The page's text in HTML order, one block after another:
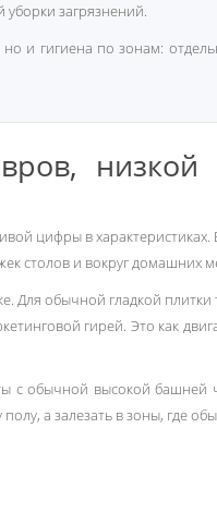
загрязнений.
и гигиена по зонам:
цифры в
столов и вокруг домашних
Для обычной гладкой
гирей. Это как
с обычной высокой башней
а залезать в зоны, где